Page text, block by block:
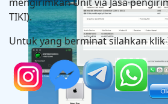
Hackintosh in MSI PRO Z690-
TIKI).
Untuk yang berminat silahkan klik